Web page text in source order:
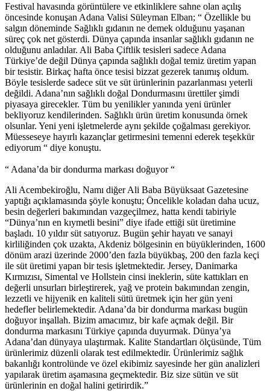
Festival havasında görüntülere ve etkinliklere sahne olan açılış
öncesinde konuşan Adana Valisi Süleyman Elban; “ Özellikle bu
salgın döneminde Sağlıklı gıdanın ne demek olduğunu yaşanan
süreç çok net gösterdi. Dünya çapında insanlar sağlıklı gıdanın ne
olduğunu anladılar. Ali Baba Çiftlik tesisleri sadece Adana
Türkiye’de değil Dünya çapında sağlıklı doğal temiz üretim yapan
bir tesistir. Birkaç hafta önce tesisi bizzat gezerek tanımış oldum.
Böyle tesislerde sadece süt ve süt ürünlerinin pazarlanması yeterli
değildi. Adana’nın sağlıklı doğal Dondurmasını ürettiler şimdi
piyasaya girecekler. Tüm bu yenilikler yanında yeni ürünler
bekliyoruz kendilerinden. Sağlıklı ürün üretim konusunda örnek
olsunlar. Yeni yeni işletmelerde aynı şekilde çoğalması gerekiyor.
Müesseseye hayırlı kazançlar getirmesini temenni ederek teşekkür
ediyorum “ diye konuştu.
“ Adana’da bir dondurma markası doğuyor “
Ali Acembekiroğlu, Namı diğer Ali Baba Büyüksaat Gazetesine
yaptığı açıklamasında şöyle konuştu; Öncelikle koladan daha ucuz,
besin değerleri bakımından vazgeçilmez, hatta kendi tabiriyle
“Dünya’nın en kıymetli besini” diye ifade ettiği süt üretimine
başladı. 10 yıldır süt satıyoruz. Bugün şehir hayatı ve sanayi
kirliliğinden çok uzakta, Akdeniz bölgesinin en büyüklerinden, 1600
dönüm arazi üzerinde 2000’den fazla büyükbaş, 200 den fazla keçi
ile süt üretimi yapan bir tesis işletmektedir. Jersey, Danimarka
Kırmızısı, Simental ve Hollstein cinsi ineklerin, süte kattıkları en
değerli unsurları birleştirerek, yağ ve protein bakımından zengin,
lezzetli ve hijyenik en kaliteli sütü üretmek için her gün yeni
hedefler belirlemektedir. Adana’da bir dondurma markası bugün
doğuyor inşallah. Bizim amacımız, bir kafe açmak değil. Bir
dondurma markasını Türkiye çapında duyurmak. Dünya’ya
Adana’dan dünyaya ulaştırmak. Kalite Standartları ölçüsünde, Tüm
ürünlerimiz düzenli olarak test edilmektedir. Ürünlerimiz sağlık
bakanlığı kontrolünde ve özel ekibimiz sayesinde her gün analizleri
yapılarak üretim aşamasına geçmektedir. Biz size sütün ve süt
ürünlerinin en doğal halini getirirdik.”